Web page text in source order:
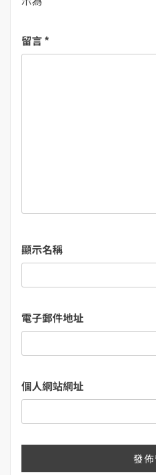
留言*
顯示名稱
電子郵件地址
個人網站網址